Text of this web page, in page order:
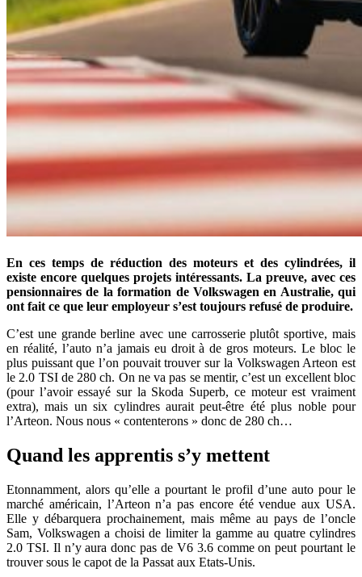
En ces temps de réduction des moteurs et des cylindrées, il
existe encore quelques projets intéressants. La preuve, avec ces
pensionnaires de la formation de Volkswagen en Australie, qui
ont fait ce que leur employeur s’est toujours refusé de produire.
C’est une grande berline avec une carrosserie plutôt sportive, mais
en réalité, l’auto n’a jamais eu droit à de gros moteurs. Le bloc le
plus puissant que l’on pouvait trouver sur la Volkswagen Arteon est
le 2.0 TSI de 280 ch. On ne va pas se mentir, c’est un excellent bloc
(pour l’avoir essayé sur la Skoda Superb, ce moteur est vraiment
extra), mais un six cylindres aurait peut-être été plus noble pour
l’Arteon. Nous nous « contenterons » donc de 280 ch…
Quand les apprentis s’y mettent
Etonnamment, alors qu’elle a pourtant le profil d’une auto pour le
marché américain, l’Arteon n’a pas encore été vendue aux USA.
Elle y débarquera prochainement, mais même au pays de l’oncle
Sam, Volkswagen a choisi de limiter la gamme au quatre cylindres
2.0 TSI. Il n’y aura donc pas de V6 3.6 comme on peut pourtant le
trouver sous le capot de la Passat aux Etats-Unis.